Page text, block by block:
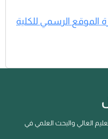
الموقع الرسمي للكلية
العالي والبحث العلمي في